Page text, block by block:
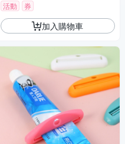
活動 券
加入購物車